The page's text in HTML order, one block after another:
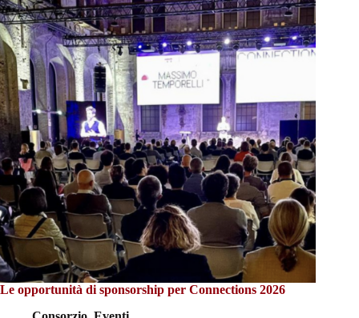
Le opportunità di sponsorship per Connections 2026